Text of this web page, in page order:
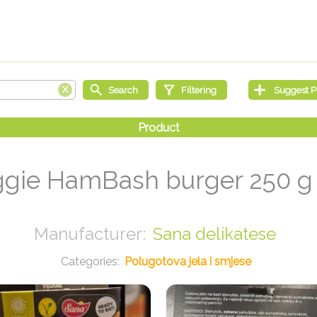
HamBash burger 250
Sana delikatese
Polugotova jela i smjese